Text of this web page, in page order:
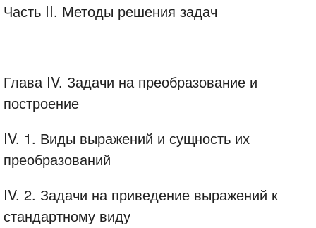
Часть II. Методы решения задач
Глава IV. Задачи на преобразование и
построение
IV. 1. Виды выражений и сущность их
преобразований
IV. 2. Задачи на приведение выражений к
стандартному виду